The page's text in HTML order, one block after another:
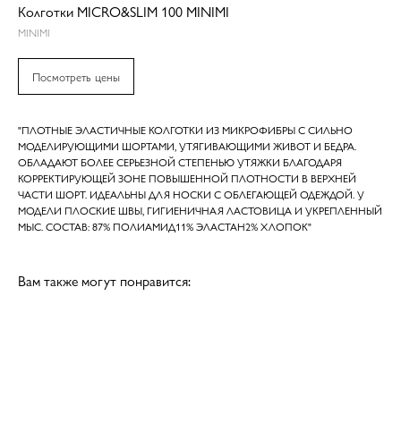
Колготки MICRO&SLIM 100 MINIMI
MINIMI
Посмотреть цены
"ПЛОТНЫЕ ЭЛАСТИЧНЫЕ КОЛГОТКИ ИЗ МИКРОФИБРЫ С СИЛЬНО
МОДЕЛИРУЮЩИМИ ШОРТАМИ, УТЯГИВАЮЩИМИ ЖИВОТ И БЕДРА.
ОБЛАДАЮТ БОЛЕЕ СЕРЬЕЗНОЙ СТЕПЕНЬЮ УТЯЖКИ БЛАГОДАРЯ
КОРРЕКТИРУЮЩЕЙ ЗОНЕ ПОВЫШЕННОЙ ПЛОТНОСТИ В ВЕРХНЕЙ
ЧАСТИ ШОРТ. ИДЕАЛЬНЫ ДЛЯ НОСКИ С ОБЛЕГАЮЩЕЙ ОДЕЖДОЙ. У
МОДЕЛИ ПЛОСКИЕ ШВЫ, ГИГИЕНИЧНАЯ ЛАСТОВИЦА И УКРЕПЛЕННЫЙ
МЫС. СОСТАВ: 87% ПОЛИАМИД11% ЭЛАСТАН2% ХЛОПОК"
Вам также могут понравится: